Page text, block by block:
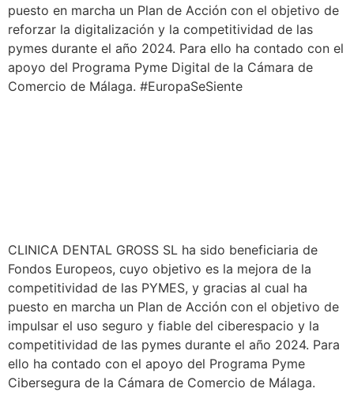
puesto en marcha un Plan de Acción con el objetivo de
reforzar la digitalización y la competitividad de las
pymes durante el año 2024. Para ello ha contado con el
apoyo del Programa Pyme Digital de la Cámara de
Comercio de Málaga. #EuropaSeSiente
CLINICA DENTAL GROSS SL ha sido beneficiaria de
Fondos Europeos, cuyo objetivo es la mejora de la
competitividad de las PYMES, y gracias al cual ha
puesto en marcha un Plan de Acción con el objetivo de
impulsar el uso seguro y fiable del ciberespacio y la
competitividad de las pymes durante el año 2024. Para
ello ha contado con el apoyo del Programa Pyme
Cibersegura de la Cámara de Comercio de Málaga.